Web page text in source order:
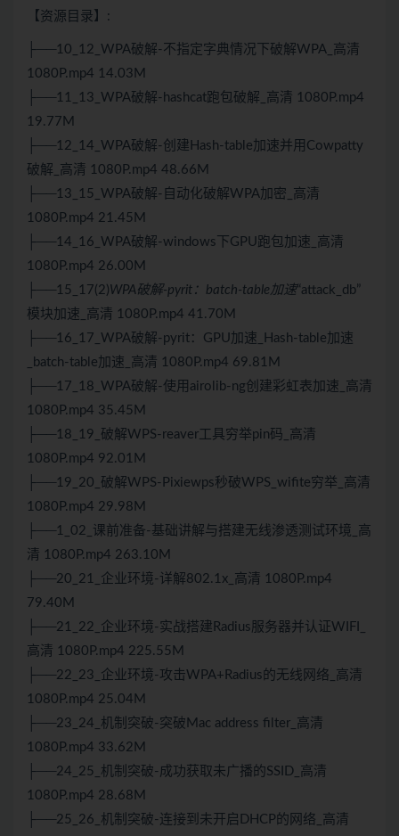
【资源目录】:
├──10_12_WPA破解-不指定字典情况下破解WPA_高清
1080P.mp4 14.03M
├──11_13_WPA破解-hashcat跑包破解_高清 1080P.mp4
19.77M
├──12_14_WPA破解-创建Hash-table加速并用Cowpatty
破解_高清 1080P.mp4 48.66M
├──13_15_WPA破解-自动化破解WPA加密_高清
1080P.mp4 21.45M
├──14_16_WPA破解-windows下GPU跑包加速_高清
1080P.mp4 26.00M
├──15_17(2)WPA破解-pyrit：batch-table加速“attack_db”
模块加速_高清 1080P.mp4 41.70M
├──16_17_WPA破解-pyrit：GPU加速_Hash-table加速
_batch-table加速_高清 1080P.mp4 69.81M
├──17_18_WPA破解-使用airolib-ng创建彩虹表加速_高清
1080P.mp4 35.45M
├──18_19_破解WPS-reaver工具穷举pin码_高清
1080P.mp4 92.01M
├──19_20_破解WPS-Pixiewps秒破WPS_wifite穷举_高清
1080P.mp4 29.98M
├──1_02_课前准备-基础讲解与搭建无线渗透测试环境_高
清 1080P.mp4 263.10M
├──20_21_企业环境-详解802.1x_高清 1080P.mp4
79.40M
├──21_22_企业环境-实战搭建Radius服务器并认证WIFI_
高清 1080P.mp4 225.55M
├──22_23_企业环境-攻击WPA+Radius的无线网络_高清
1080P.mp4 25.04M
├──23_24_机制突破-突破Mac address filter_高清
1080P.mp4 33.62M
├──24_25_机制突破-成功获取未广播的SSID_高清
1080P.mp4 28.68M
├──25_26_机制突破-连接到未开启DHCP的网络_高清